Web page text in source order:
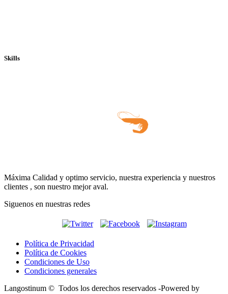
Skills
Máxima Calidad y optimo servicio, nuestra experiencia y nuestros
clientes , son nuestro mejor aval.
Siguenos en nuestras redes
Política de Privacidad
Política de Cookies
Condiciones de Uso
Condiciones generales
Langostinum © Todos los derechos reservados -Powered by